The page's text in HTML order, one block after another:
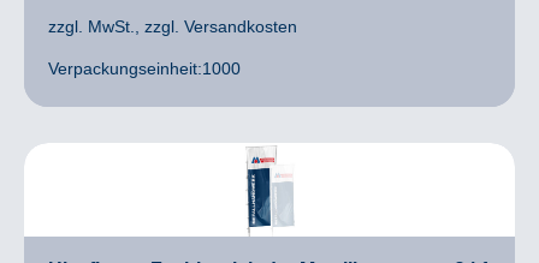
Verpackungseinheit:1000
zzgl. MwSt., zzgl. Versandkosten